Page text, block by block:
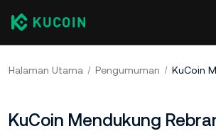
Halaman Utama Pengumuman
KuCoin Mendukung